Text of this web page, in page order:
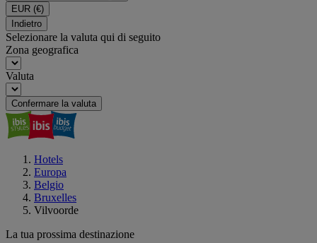
EUR (€)
Indietro
Selezionare la valuta qui di seguito
Zona geografica
Valuta
Confermare la valuta
Hotels
Europa
Belgio
Bruxelles
Vilvoorde
La tua prossima destinazione